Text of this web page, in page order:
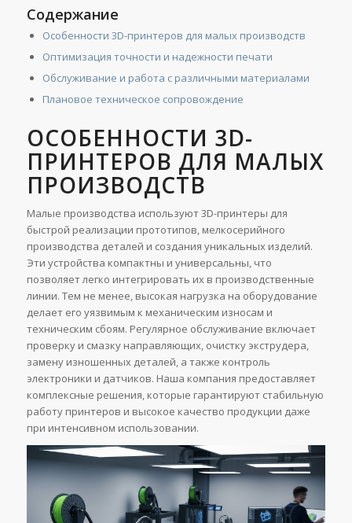
Содержание
Особенности 3D-принтеров для малых производств
Оптимизация точности и надежности печати
Обслуживание и работа с различными материалами
Плановое техническое сопровождение
ОСОБЕННОСТИ 3D-
ПРИНТЕРОВ ДЛЯ МАЛЫХ
ПРОИЗВОДСТВ
Малые производства используют 3D-принтеры для
быстрой реализации прототипов, мелкосерийного
производства деталей и создания уникальных изделий.
Эти устройства компактны и универсальны, что
позволяет легко интегрировать их в производственные
линии. Тем не менее, высокая нагрузка на оборудование
делает его уязвимым к механическим износам и
техническим сбоям. Регулярное обслуживание включает
проверку и смазку направляющих, очистку экструдера,
замену изношенных деталей, а также контроль
электроники и датчиков. Наша компания предоставляет
комплексные решения, которые гарантируют стабильную
работу принтеров и высокое качество продукции даже
при интенсивном использовании.